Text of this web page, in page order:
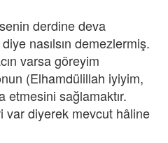
derdine deva
nasılsın demezlermiş.
varsa göreyim
(Elhamdülillah iyiyim,
etmesini sağlamaktır.
var diyerek mevcut hâline